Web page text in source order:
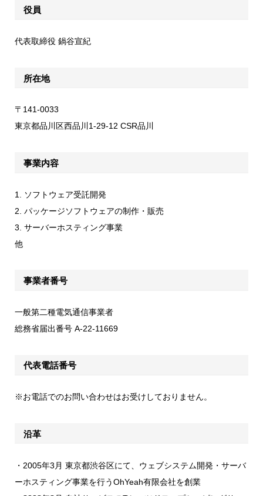
役員
代表取締役 鍋谷宣紀
所在地
〒141-0033
東京都品川区西品川1-29-12 CSR品川
事業内容
1. ソフトウェア受託開発
2. パッケージソフトウェアの制作・販売
3. サーバーホスティング事業
他
事業者番号
一般第二種電気通信事業者
総務省届出番号 A-22-11669
代表電話番号
※お電話でのお問い合わせはお受けしておりません。
沿革
・2005年3月 東京都渋谷区にて、ウェブシステム開発・サーバ
ーホスティング事業を行うOhYeah有限会社を創業